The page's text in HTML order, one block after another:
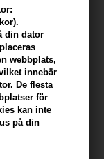
din dator
webbplats,
innebär
De flesta
för
kan inte
på din
täcks av
behöver vi
initiera ett
utan att
till oss direkt.